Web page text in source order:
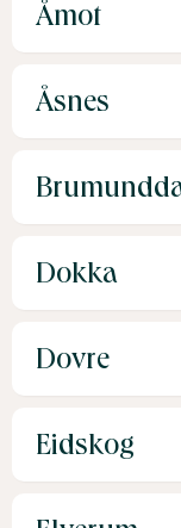
Åmot
Åsnes
Dokka
Dovre
Eidskog